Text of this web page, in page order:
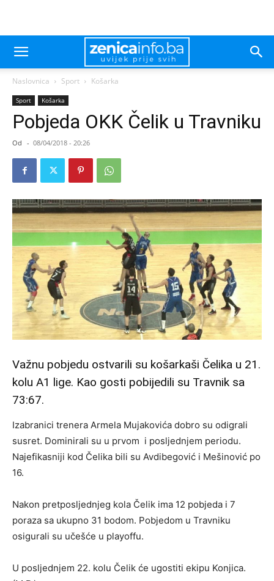
Naslovnica Sport Košarka
Sport Košarka
Pobjeda OKK Čelik u Travniku
Od - 08/04/2018 - 20:26
Važnu pobjedu ostvarili su košarkaši Čelika u 21.
kolu A1 lige. Kao gosti pobijedili su Travnik sa
73:67.
Izabranici trenera Armela Mujakovića dobro su odigrali
susret. Dominirali su u prvom i posljednjem periodu.
Najefikasniji kod Čelika bili su Avdibegović i Mešinović po
16.
Nakon pretposljednjeg kola Čelik ima 12 pobjeda i 7
poraza sa ukupno 31 bodom. Pobjedom u Travniku
osigurali su učešće u playoffu.
U posljednjem 22. kolu Čelik će ugostiti ekipu Konjica.